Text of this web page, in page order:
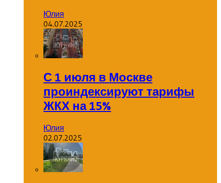
Юлия
04.07.2025
С 1 июля в Москве
проиндексируют тарифы
ЖКХ на 15%
Юлия
02.07.2025